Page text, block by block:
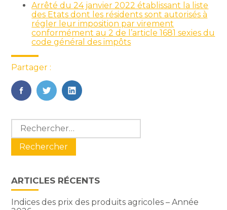
Arrêté du 24 janvier 2022 établissant la liste
des Etats dont les résidents sont autorisés à
régler leur imposition par virement
conformément au 2 de l’article 1681 sexies du
code général des impôts
Partager :
FaceBook
TwitterLinkedIn
Blog
sidebar
Rechercher :
ARTICLES RÉCENTS
Indices des prix des produits agricoles – Année